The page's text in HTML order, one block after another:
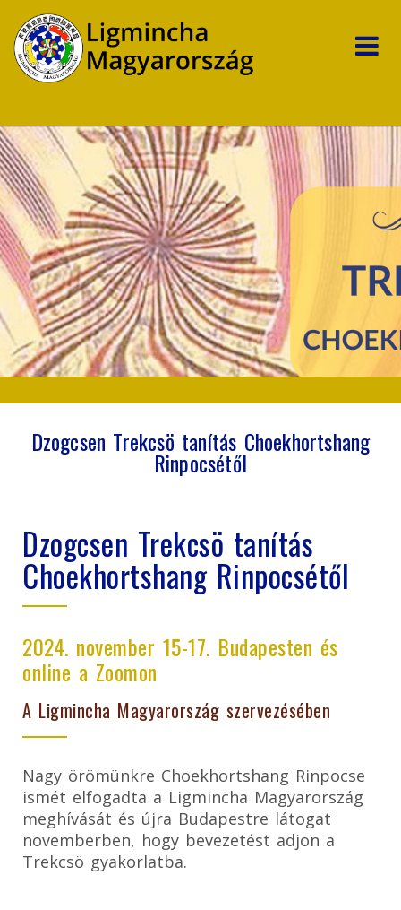
Dzogcsen Trekcsö tanítás Choekhortshang
Rinpocsétől
Dzogcsen Trekcsö tanítás
Choekhortshang Rinpocsétől
2024. november 15-17. Budapesten és
online a Zoomon
A Ligmincha Magyarország szervezésében
Nagy örömünkre Choekhortshang Rinpocse
ismét elfogadta a Ligmincha Magyarország
meghívását és újra Budapestre látogat
novemberben, hogy bevezetést adjon a
Trekcsö gyakorlatba.